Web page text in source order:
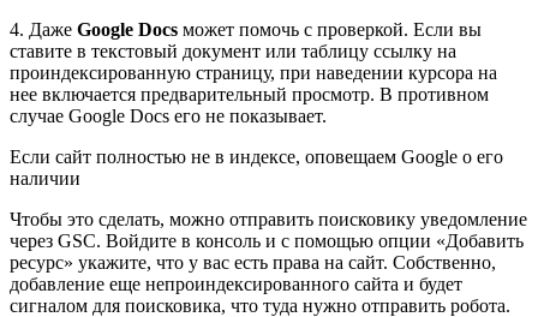
4. Даже Google Docs может помочь с проверкой. Если вы
ставите в текстовый документ или таблицу ссылку на
проиндексированную страницу, при наведении курсора на
нее включается предварительный просмотр. В противном
случае Google Docs его не показывает.
Если сайт полностью не в индексе, оповещаем Google о его
наличии
Чтобы это сделать, можно отправить поисковику уведомление
через GSC. Войдите в консоль и с помощью опции «Добавить
ресурс» укажите, что у вас есть права на сайт. Собственно,
добавление еще непроиндексированного сайта и будет
сигналом для поисковика, что туда нужно отправить робота.